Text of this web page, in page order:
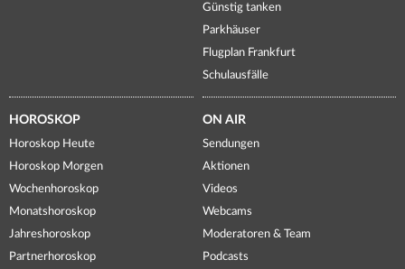
Günstig tanken
Parkhäuser
Flugplan Frankfurt
Schulausfälle
HOROSKOP
Horoskop Heute
Horoskop Morgen
Wochenhoroskop
Monatshoroskop
Jahreshoroskop
Partnerhoroskop
ON AIR
Sendungen
Aktionen
Videos
Webcams
Moderatoren & Team
Podcasts